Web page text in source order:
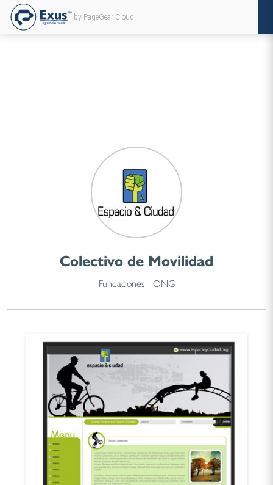
by PageGear Cloud
Colectivo de Movilidad
Fundaciones - ONG